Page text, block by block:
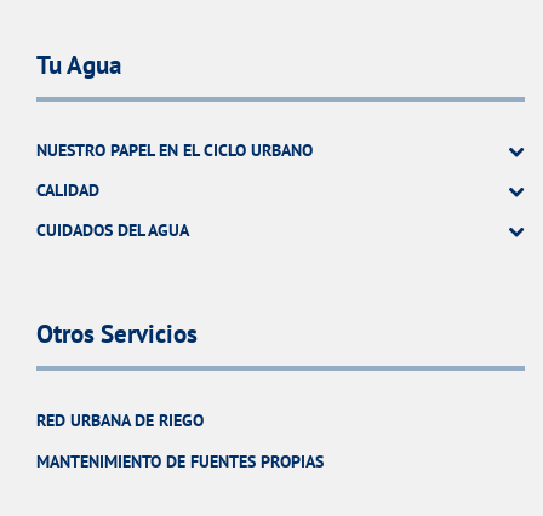
Tu Agua
NUESTRO PAPEL EN EL CICLO URBANO
CALIDAD
CUIDADOS DEL AGUA
Otros Servicios
RED URBANA DE RIEGO
MANTENIMIENTO DE FUENTES PROPIAS